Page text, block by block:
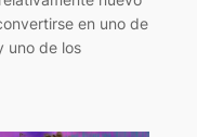
en uno de
uno de los